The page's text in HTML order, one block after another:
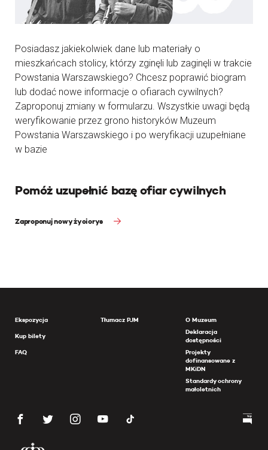
Posiadasz jakiekolwiek dane lub materiały o
mieszkańcach stolicy, którzy zginęli lub zaginęli w trakcie
Powstania Warszawskiego? Chcesz poprawić biogram
lub dodać nowe informacje o ofiarach cywilnych?
Zaproponuj zmiany w formularzu. Wszystkie uwagi będą
weryfikowanie przez grono historyków Muzeum
Powstania Warszawskiego i po weryfikacji uzupełniane
w bazie
Pomóż uzupełnić bazę ofiar cywilnych
Zaproponuj nowy życiorys
Ekspozycja
Kup bilety
FAQ
Tłumacz PJM
O Muzeum
Deklaracja
dostępności
Projekty
dofinansowane z
MKiDN
Standardy ochrony
małoletnich